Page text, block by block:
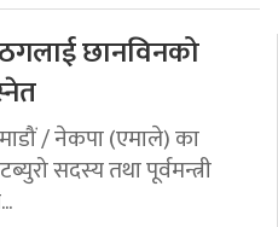
छानविनको
/ नेकपा (एमाले) का
सदस्य तथा पूर्वमन्त्री